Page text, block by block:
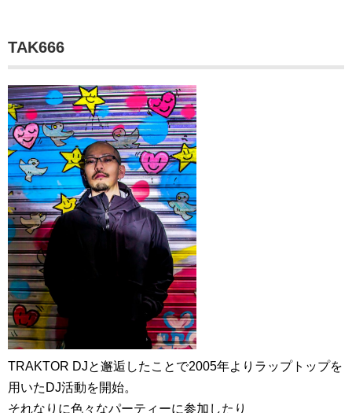
TAK666
TRAKTOR DJと邂逅したことで2005年よりラップトップを
用いたDJ活動を開始。
それなりに色々なパーティーに参加したり